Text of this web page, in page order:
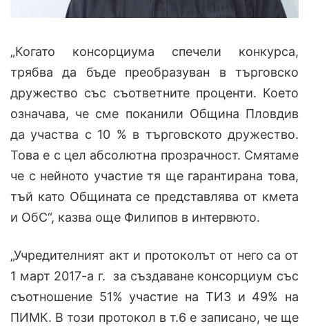
„Когато консорциума спечели конкурса,
трябва да бъде преобразуван в търговско
дружество със съответните проценти. Което
означава, че сме поканили Община Пловдив
да участва с 10 % в търговското дружество.
Това е с цел абсолютна прозрачност. Смятаме
че с нейното участие тя ще гарантирана това,
тъй като Общината се представлява от кмета
и ОбС“, казва още Филипов в интервюто.
„Учредителният акт и протоколът от него са от
1 март 2017-а г. за създаване консорциум със
съотношение 51% участие на ТИЗ и 49% на
ПИМК. В този протокол в т.6 е записано, че ще